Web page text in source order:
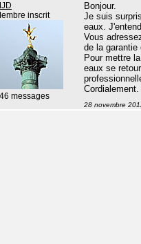
inscrit
messages
Bonjour.
Je suis
eaux.
Vous
de la
Pour mettre
eaux se
28 novembre